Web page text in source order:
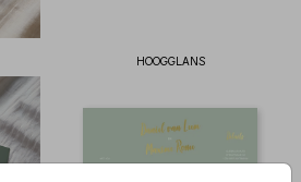
HOOGGLANS